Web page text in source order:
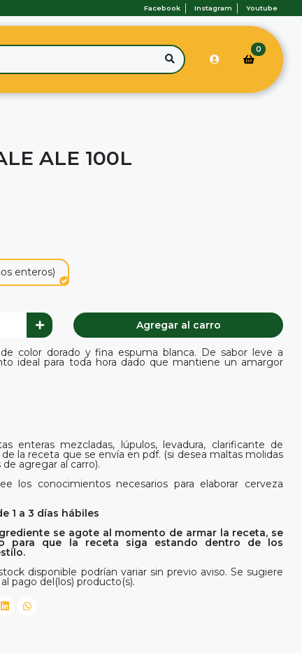
Facebook Instagram Youtube
0
ALE 100L
enteros)
Agregar al carro
color dorado y fina espuma blanca. De sabor leve a
ideal para toda hora dado que mantiene un amargor
enteras mezcladas, lúpulos, levadura, clarificante de
la receta que se envía en pdf. (si desea maltas molidas
agregar al carro).
los conocimientos necesarios para elaborar cerveza
1 a 3 días hábiles
se agote al momento de armar la receta, se
para que la receta siga estando dentro de los
disponible podrían variar sin previo aviso. Se sugiere
pago del(los) producto(s).